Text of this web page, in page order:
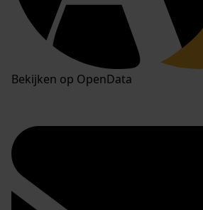
Bekijken op OpenData